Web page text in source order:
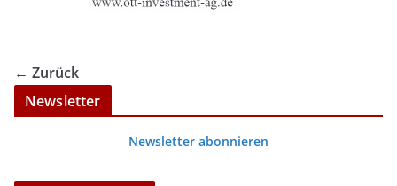
← Zurück
Newsletter
Newsletter abonnieren